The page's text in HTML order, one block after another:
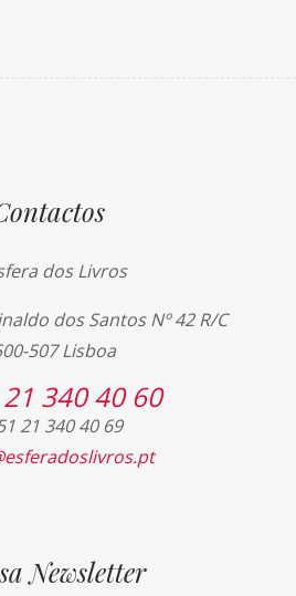
dos Livros
dos Santos Nº 42 R/C
507 Lisboa
340 40 60
21 340 40 69
Newsletter